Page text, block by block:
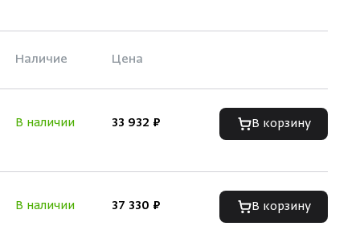
Наличие Цена
В наличии 33 932 ₽ В корзину
В наличии 37 330 ₽ В корзину